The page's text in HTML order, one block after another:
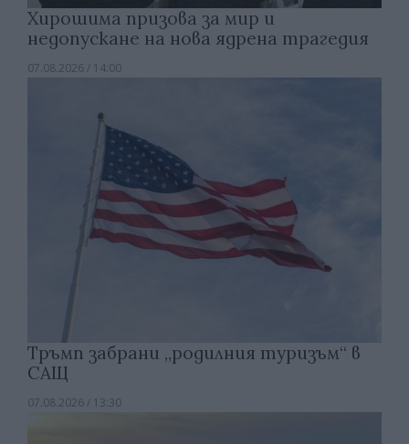
Хирошима призова за мир и
недопускане на нова ядрена трагедия
07.08.2026 / 14:00
Тръмп забрани „родилния туризъм“ в
САЩ
07.08.2026 / 13:30